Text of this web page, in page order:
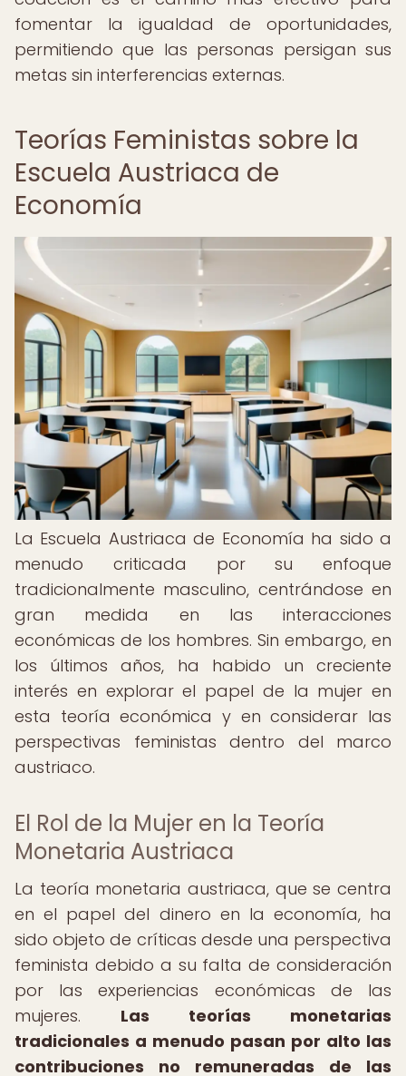
fomentar la igualdad de oportunidades,
permitiendo que las personas persigan sus
metas sin interferencias externas.
Teorías Feministas sobre la
Escuela Austriaca de
Economía
La Escuela Austriaca de Economía ha sido a
menudo criticada por su enfoque
tradicionalmente masculino, centrándose en
gran medida en las interacciones
económicas de los hombres. Sin embargo, en
los últimos años, ha habido un creciente
interés en explorar el papel de la mujer en
esta teoría económica y en considerar las
perspectivas feministas dentro del marco
austriaco.
El Rol de la Mujer en la Teoría
Monetaria Austriaca
La teoría monetaria austriaca, que se centra
en el papel del dinero en la economía, ha
sido objeto de críticas desde una perspectiva
feminista debido a su falta de consideración
por las experiencias económicas de las
mujeres. Las teorías monetarias
tradicionales a menudo pasan por alto las
contribuciones no remuneradas de las